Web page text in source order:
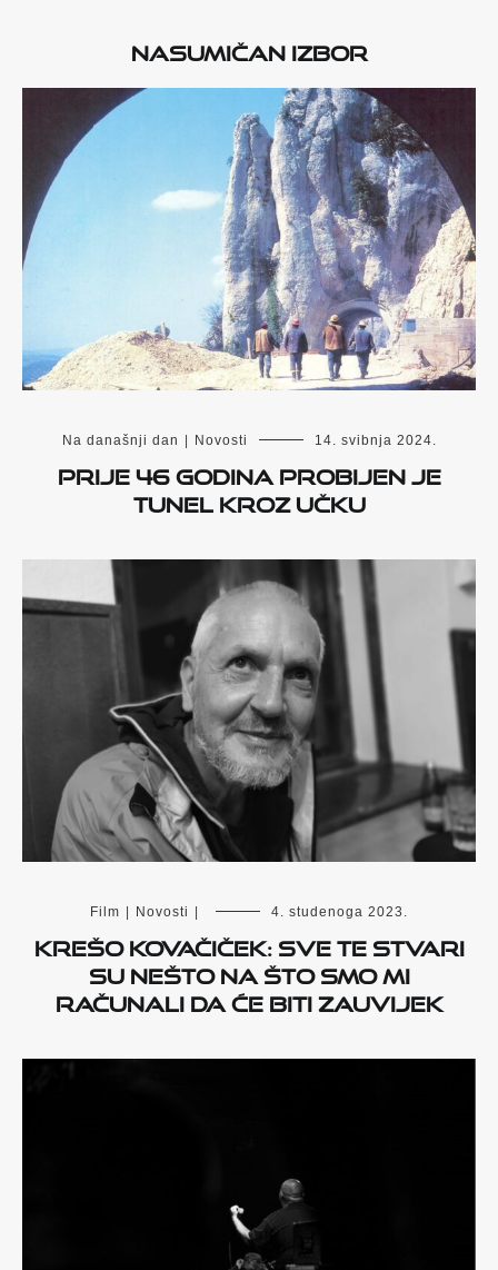
Nasumičan izbor
Na današnji dan Novosti 14. svibnja 2024.
Prije 46 godina probijen je
tunel kroz Učku
Film Novosti 4. studenoga 2023.
Krešo Kovačiček: Sve te stvari
su nešto na što smo mi
računali da će biti zauvijek